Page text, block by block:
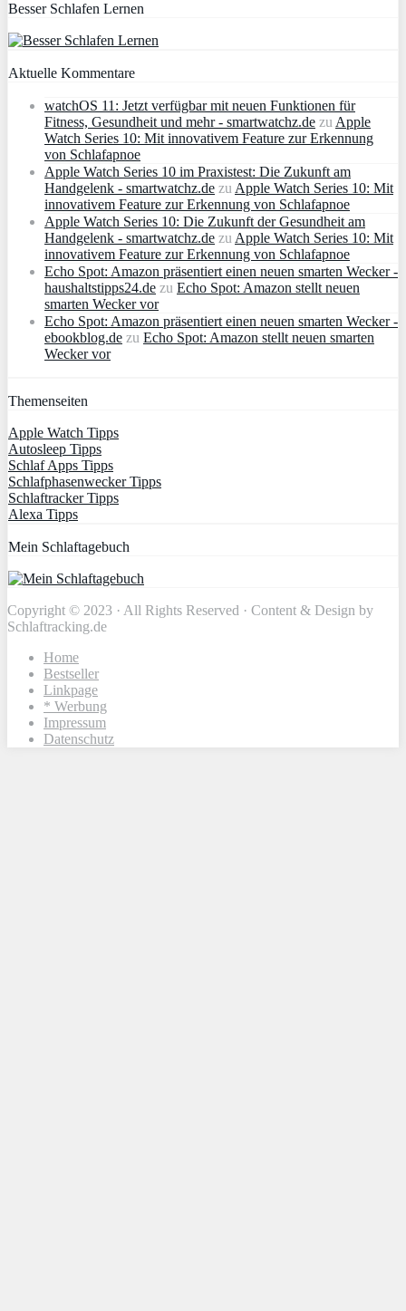
Besser Schlafen Lernen
Aktuelle Kommentare
watchOS 11: Jetzt verfügbar mit neuen Funktionen für
Fitness, Gesundheit und mehr - smartwatchz.de zuApple
Watch Series 10: Mit innovativem Feature zur Erkennung
von Schlafapnoe
Apple Watch Series 10 im Praxistest: Die Zukunft am
Handgelenk - smartwatchz.de zuApple Watch Series 10: Mit
innovativem Feature zur Erkennung von Schlafapnoe
Apple Watch Series 10: Die Zukunft der Gesundheit am
Handgelenk - smartwatchz.de zuApple Watch Series 10: Mit
innovativem Feature zur Erkennung von Schlafapnoe
Echo Spot: Amazon präsentiert einen neuen smarten Wecker -
haushaltstipps24.de zu Echo Spot: Amazon stellt neuen
smarten Wecker vor
Echo Spot: Amazon präsentiert einen neuen smarten Wecker -
ebookblog.de zu Echo Spot: Amazon stellt neuen smarten
Wecker vor
Themenseiten
Apple Watch Tipps
Autosleep Tipps
Schlaf Apps Tipps
Schlafphasenwecker Tipps
Schlaftracker Tipps
Alexa Tipps
Mein Schlaftagebuch
Copyright © 2023 · All Rights Reserved · Content & Design by
Schlaftracking.de
Home
Bestseller
Linkpage
* Werbung
Impressum
Datenschutz